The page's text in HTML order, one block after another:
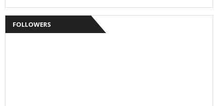
FOLLOWERS